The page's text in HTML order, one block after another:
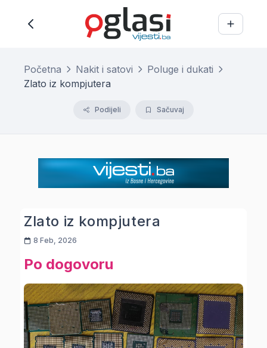
Početna Nakit i satovi
Poluge i dukati
Zlato iz kompjutera
Podijeli Sačuvaj
Zlato iz kompjutera
8 Feb, 2026
Po dogovoru